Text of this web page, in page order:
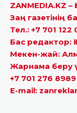
ZANMEDIA.KZ
Заң газетінің
Тел.: +7 701 122
Бас редактор:
Мекен-жай:
Жарнама беру
+7 701 276 8989
E-mail: